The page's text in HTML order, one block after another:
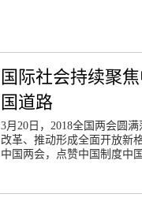
国际社会持续聚
国道路
3月20日，2018全国两会圆
改革、推动形成全面开放新
中国两会，点赞中国制度中